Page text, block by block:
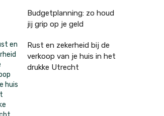
Budgetplanning: zo houd
jij grip op je geld
Rust en zekerheid bij de
verkoop van je huis in het
drukke Utrecht